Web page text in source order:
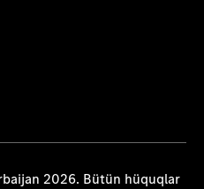
2026. Bütün hüquqlar